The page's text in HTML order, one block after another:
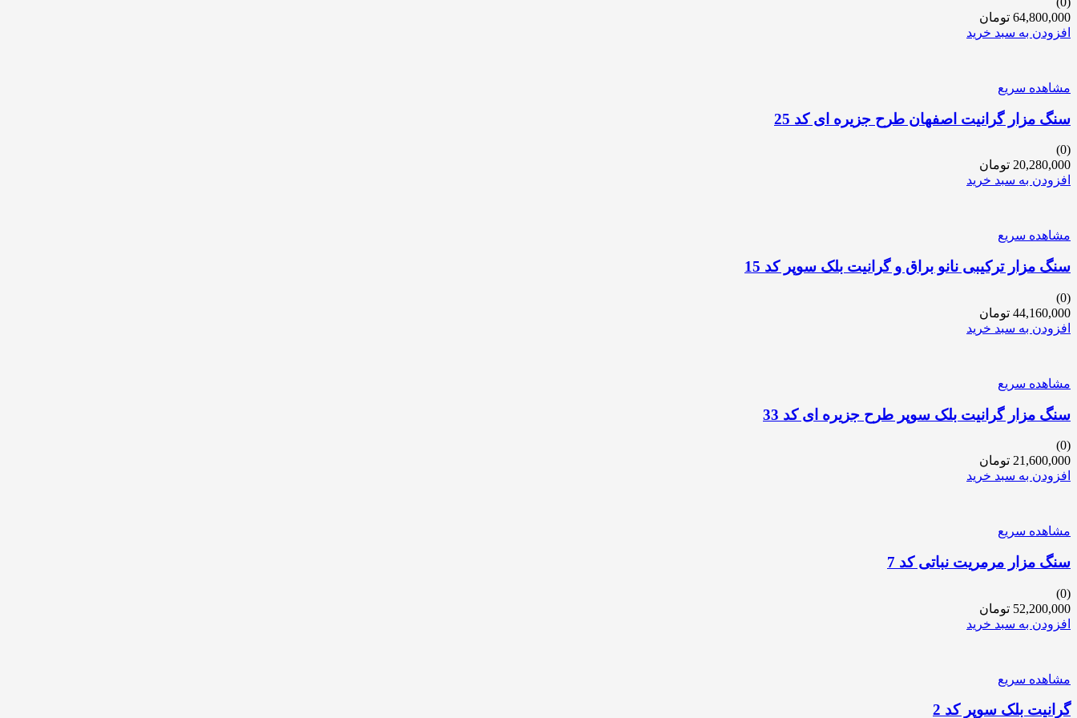
64,800,000 تومان
افزودن به سبد خرید
مشاهده سریع
سنگ مزار گرانیت اصفهان طرح جزیره ای کد 25
(0)
20,280,000 تومان
افزودن به سبد خرید
مشاهده سریع
سنگ مزار ترکیبی نانو براق و گرانیت بلک سوپر کد 15
(0)
44,160,000 تومان
افزودن به سبد خرید
مشاهده سریع
سنگ مزار گرانیت بلک سوپر طرح جزیره ای کد 33
(0)
21,600,000 تومان
افزودن به سبد خرید
مشاهده سریع
سنگ مزار مرمریت نباتی کد 7
(0)
52,200,000 تومان
افزودن به سبد خرید
مشاهده سریع
گرانیت بلک سوپر کد 2